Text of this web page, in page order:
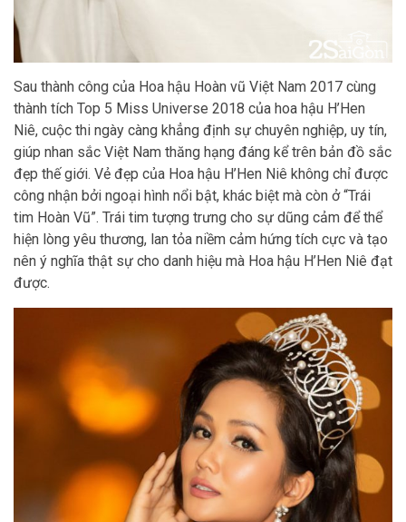
Sau thành công của Hoa hậu Hoàn vũ Việt Nam 2017 cùng
thành tích Top 5 Miss Universe 2018 của hoa hậu H’Hen
Niê, cuộc thi ngày càng khẳng định sự chuyên nghiệp, uy tín,
giúp nhan sắc Việt Nam thăng hạng đáng kể trên bản đồ sắc
đẹp thế giới. Vẻ đẹp của Hoa hậu H’Hen Niê không chỉ được
công nhận bởi ngoại hình nổi bật, khác biệt mà còn ở “Trái
tim Hoàn Vũ”. Trái tim tượng trưng cho sự dũng cảm để thể
hiện lòng yêu thương, lan tỏa niềm cảm hứng tích cực và tạo
nên ý nghĩa thật sự cho danh hiệu mà Hoa hậu H’Hen Niê đạt
được.